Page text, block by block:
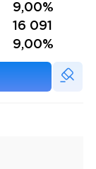
9,00%
16 091
9,00%